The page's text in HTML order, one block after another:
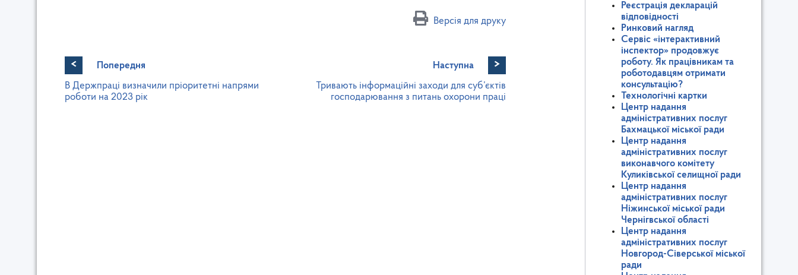
Версія для друку
<
Попередня
В Держпраці визначили пріоритетні напрями
роботи на 2023 рік
Наступна >
Тривають інформаційні заходи для суб’єктів
господарювання з питань охорони праці
Реєстрація декларацій
відповідності
Ринковий нагляд
Сервіс «інтерактивний
інспектор» продовжує
роботу. Як працівникам та
роботодавцям отримати
консультацію?
Технологічні картки
Центр надання
адміністративних послуг
Бахмацької міської ради
Центр надання
адміністративних послуг
виконавчого комітету
Куликівської селищної ради
Центр надання
адміністративних послуг
Ніжинської міської ради
Чернігвської області
Центр надання
адміністративних послуг
Новгород-Сіверської міської
ради